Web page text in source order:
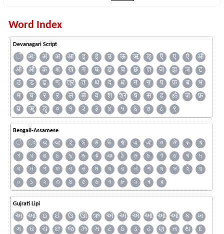
Word Index
Devanagari Script
ँ अः अं अ आ इ ई उ ऊ ऋ ऌ ऍ ए ऐ
ऑ
ओ
औ क क्ष ख ग घ ङ च छ ज्ञ ज झ ञ
ट
ठ
ड ढ ण त्र त थ द ध न ऩ प फ ब
भ
म
य र ऱ ल ळ व श श्र ष स ह ॐ ज़
फ़
य़
ॠ ॡ ० १ २ ३ ४ ५ ६ ७ ८ ९
Bengali-Assamese
ঁ ং অ আ ই ঈ উ ঊ ঋ এ ঐ ও ঔ ক
খ
গ
ঘ ঙ চ ছ জ ঝ ঞ ঠ ড ঢ ণ ত থ
দ
ধ
ন প ফ ব ভ ম য র ল শ ষ স হ
য়
০
১ ২ ৩ ৪ ৫ ৬ ৭ ৮ ৯ ৰ ৱ
Gujrati Lipi
અ આ ઇ ઈ ઉ ઊ ઋ ઍ એ ઐ ઑ ઓ ઔ ક
ખ
ગ
ઘ ચ છ જ ઝ ઞ ટ ઠ ડ ઢ ણ ત થ
દ